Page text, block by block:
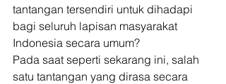
tantangan tersendiri untuk dihadapi
bagi seluruh lapisan masyarakat
Indonesia secara umum?
Pada saat seperti sekarang ini, salah
satu tantangan yang dirasa secara